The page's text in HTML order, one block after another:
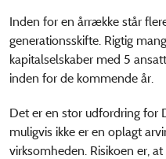
Inden for en årrække står
generationsskifte. Rigtig
kapitalselskaber med 5
inden for de kommende år.
Det er en stor udfordring for
muligvis ikke er en oplagt
virksomheden. Risikoen er,